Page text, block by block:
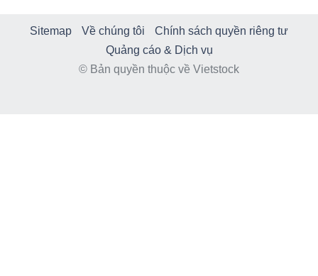
Sitemap Về chúng tôi
Chính sách quyền riêng tư
Quảng cáo & Dịch vụ
© Bản quyền thuộc về Vietstock